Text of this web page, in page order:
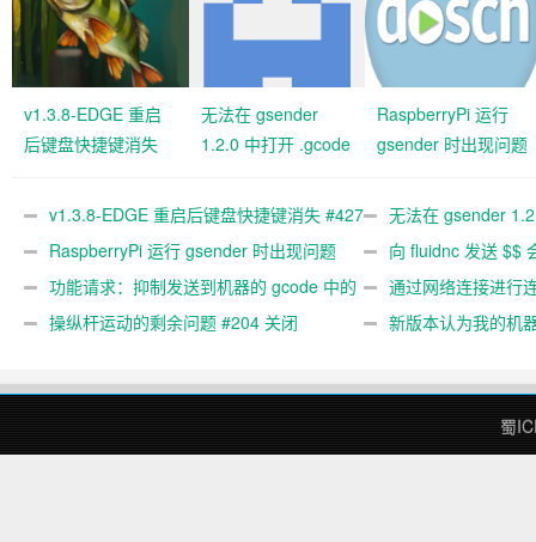
v1.3.8-EDGE 重启
后键盘快捷键消失
无法在 gsender
1.2.0 中打开 .gcode
RaspberryPi 运行
gsender 时出现问题
v1.3.8-EDGE 重启后键盘快捷键消失 #427
关闭
无法在 gsender
#367
RaspberryPi 运行 gsender 时出现问题
#89
向 fluidnc 发送 $$
#473
功能请求：抑制发送到机器的 gcode 中的
gcode 注释。 #444 关闭
通过网络连接进行
操纵杆运动的剩余问题 #204 关闭
新版本认为我的机
蜀